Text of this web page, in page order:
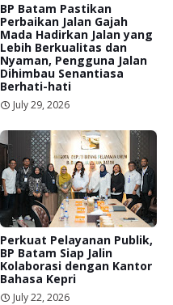
BP Batam Pastikan
Perbaikan Jalan Gajah
Mada Hadirkan Jalan yang
Lebih Berkualitas dan
Nyaman, Pengguna Jalan
Dihimbau Senantiasa
Berhati-hati
July 29, 2026
Perkuat Pelayanan Publik,
BP Batam Siap Jalin
Kolaborasi dengan Kantor
Bahasa Kepri
July 22, 2026